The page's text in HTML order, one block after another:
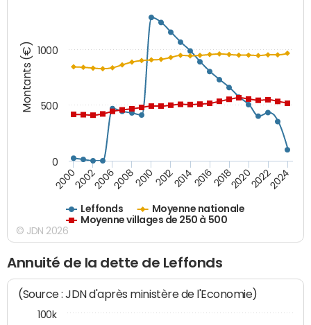
Montants (€)
Leffonds
Moyenne nationale
Moyenne villages de 250 à 500
200020022006200820102012201420162018202020222024
0
500
1000
© JDN 2026
Annuité de la dette de Leffonds
(Source : JDN d'après ministère de l'Economie)
100k